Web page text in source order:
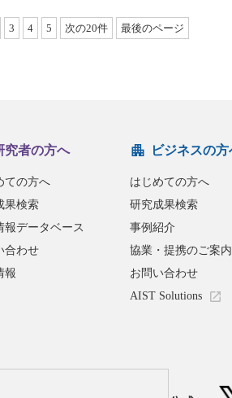
3 4 5 次の20件 最後のページ
究者の方へ
ての方へ
果検索
報データベース
合わせ
報
ビジネスの方
はじめての方へ
研究成果検索
事例紹介
協業・提携のご案内
お問い合わせ
AIST Solutions